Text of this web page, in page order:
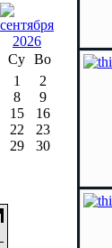
Су Во
1
2
8
9
15
16
22
23
29
30